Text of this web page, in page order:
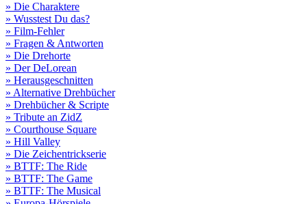
» Die Charaktere
» Wusstest Du das?
» Film-Fehler
» Fragen & Antworten
» Die Drehorte
» Der DeLorean
» Herausgeschnitten
» Alternative Drehbücher
» Drehbücher & Scripte
» Tribute an ZidZ
» Courthouse Square
» Hill Valley
» Die Zeichentrickserie
» BTTF: The Ride
» BTTF: The Game
» BTTF: The Musical